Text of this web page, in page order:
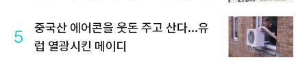
5
중국산 에어콘을 웃돈 주고 산다...유
럽 열광시킨 메이디